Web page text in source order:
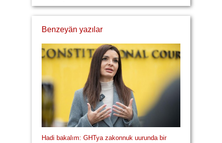
Benzeyän yazılar
Hadi bakalım: GHTya zakonnuk uurunda bir